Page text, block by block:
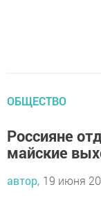
ОБЩЕСТВО
Россияне
майские
автор, 19 июня